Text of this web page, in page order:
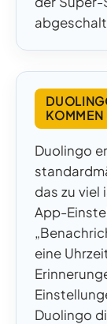
Duolingo
das zu viel
App-
eine
Duolingo